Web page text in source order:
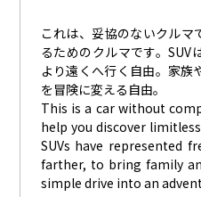
これは、妥協のないクルマ
るためのクルマです。SUV
より遠くへ行く自由。家族
を冒険に変える自由。
This is a car without
help you discover
SUVs have represented
farther, to bring family
simple drive into an